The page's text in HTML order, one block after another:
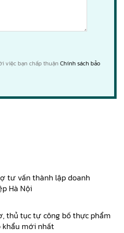
việc bạn chấp thuận Chính sách bảo
tư vấn thành lập doanh
Hà Nội
thủ tục tự công bố thực phẩm
khẩu mới nhất